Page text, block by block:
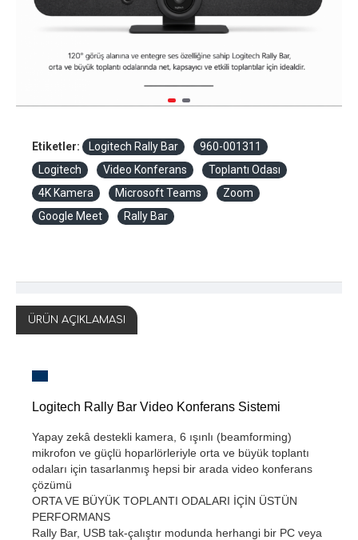
Etiketler: Logitech Rally Bar
960-001311
Logitech
Video Konferans
Toplantı Odası
4K Kamera
Microsoft Teams
Zoom
Google Meet
Rally Bar
ÜRÜN AÇIKLAMASI
Logitech Rally Bar Video Konferans Sistemi
Yapay zekâ destekli kamera, 6 ışınlı (beamforming)
mikrofon ve güçlü hoparlörleriyle orta ve büyük toplantı
odaları için tasarlanmış hepsi bir arada video konferans
çözümü
ORTA VE BÜYÜK TOPLANTI ODALARI İÇİN ÜSTÜN
PERFORMANS
Rally Bar, USB tak-çalıştır modunda herhangi bir PC veya